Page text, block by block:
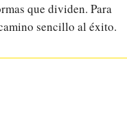
que dividen. Para
sencillo al éxito.